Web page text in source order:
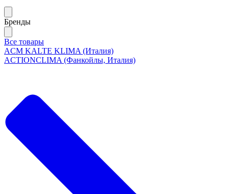
Бренды
Все товары
ACM KALTE KLIMA (Италия)
ACTIONCLIMA (Фанкойлы, Италия)